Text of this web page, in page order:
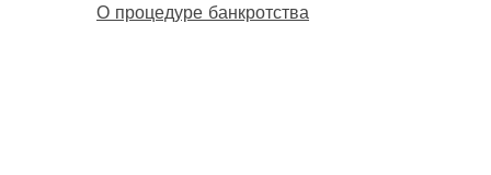
О процедуре банкротства